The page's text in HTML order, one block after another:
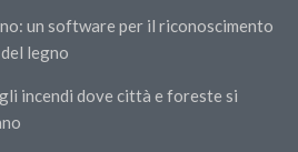
un software per il riconoscimento
legno
incendi dove città e foreste si